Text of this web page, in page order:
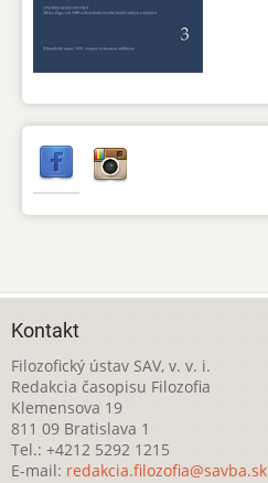
Kontakt
Filozofický ústav SAV, v. v. i.
Redakcia časopisu Filozofia
Klemensova 19
811 09 Bratislava 1
Tel.: +4212 5292 1215
E-mail: redakcia.filozofia@savba.sk